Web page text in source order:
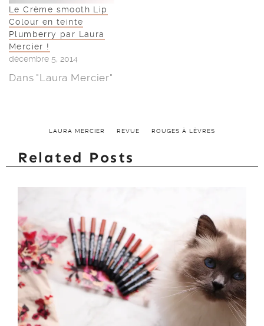
Le Crème smooth Lip
Colour en teinte
Plumberry par Laura
Mercier !
décembre 5, 2014
Dans "Laura Mercier"
LAURA MERCIER REVUE ROUGES À LÈVRES
Related Posts